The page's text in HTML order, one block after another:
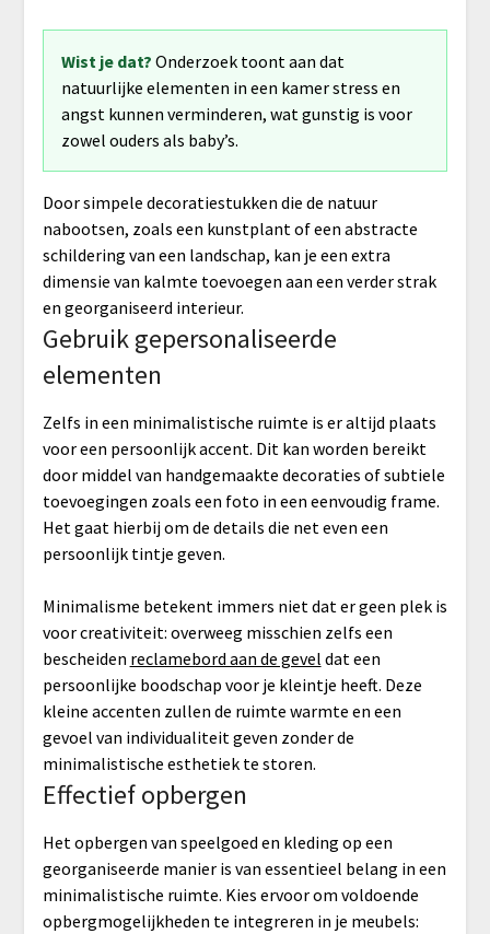
Wist je dat? Onderzoek toont aan dat
natuurlijke elementen in een kamer stress en
angst kunnen verminderen, wat gunstig is voor
zowel ouders als baby’s.
Door simpele decoratiestukken die de natuur
nabootsen, zoals een kunstplant of een abstracte
schildering van een landschap, kan je een extra
dimensie van kalmte toevoegen aan een verder strak
en georganiseerd interieur.
Gebruik gepersonaliseerde
elementen
Zelfs in een minimalistische ruimte is er altijd plaats
voor een persoonlijk accent. Dit kan worden bereikt
door middel van handgemaakte decoraties of subtiele
toevoegingen zoals een foto in een eenvoudig frame.
Het gaat hierbij om de details die net even een
persoonlijk tintje geven.
Minimalisme betekent immers niet dat er geen plek is
voor creativiteit: overweeg misschien zelfs een
bescheiden reclamebord aan de gevel dat een
persoonlijke boodschap voor je kleintje heeft. Deze
kleine accenten zullen de ruimte warmte en een
gevoel van individualiteit geven zonder de
minimalistische esthetiek te storen.
Effectief opbergen
Het opbergen van speelgoed en kleding op een
georganiseerde manier is van essentieel belang in een
minimalistische ruimte. Kies ervoor om voldoende
opbergmogelijkheden te integreren in je meubels: